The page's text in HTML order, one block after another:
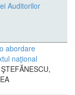
Auditorilor
abordare
naţional